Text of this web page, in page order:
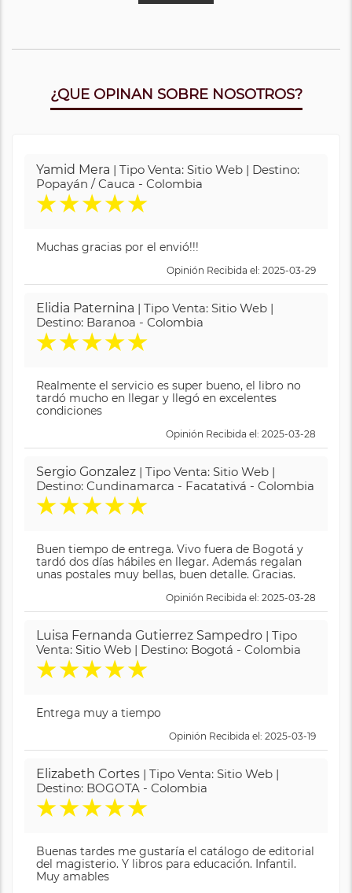
¿QUE OPINAN SOBRE NOSOTROS?
Yamid Mera | Tipo Venta: Sitio Web | Destino:
Popayán / Cauca - Colombia
★★★★★
Muchas gracias por el envió!!!
Opinión Recibida el: 2025-03-29
Elidia Paternina | Tipo Venta: Sitio Web |
Destino: Baranoa - Colombia
★★★★★
Realmente el servicio es super bueno, el libro no
tardó mucho en llegar y llegó en excelentes
condiciones
Opinión Recibida el: 2025-03-28
Sergio Gonzalez | Tipo Venta: Sitio Web |
Destino: Cundinamarca - Facatativá - Colombia
★★★★★
Buen tiempo de entrega. Vivo fuera de Bogotá y
tardó dos días hábiles en llegar. Además regalan
unas postales muy bellas, buen detalle. Gracias.
Opinión Recibida el: 2025-03-28
Luisa Fernanda Gutierrez Sampedro | Tipo
Venta: Sitio Web | Destino: Bogotá - Colombia
★★★★★
Entrega muy a tiempo
Opinión Recibida el: 2025-03-19
Elizabeth Cortes | Tipo Venta: Sitio Web |
Destino: BOGOTA - Colombia
★★★★★
Buenas tardes me gustaría el catálogo de editorial
del magisterio. Y libros para educación. Infantil.
Muy amables